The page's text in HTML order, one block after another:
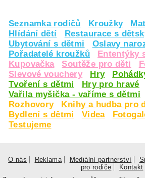
Seznamka rodičů Kroužky
Hlídání dětí
Restaurace s
Ubytování s dětmi
Oslavy
Pořadatelé kroužků
Ententýky
Kupovačka
Soutěže pro děti
Slevové vouchery
Hry
Tvoření s dětmi
Hry pro hravé
Vařila myšička - vaříme s dětmi
Rozhovory
Knihy a hudba pro
Bydlení s dětmi
Videa
Testujeme
O nás Reklama Mediální partnerství
pro rodiče
Kontakt